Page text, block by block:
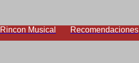
Rincon Musical Recomendaciones